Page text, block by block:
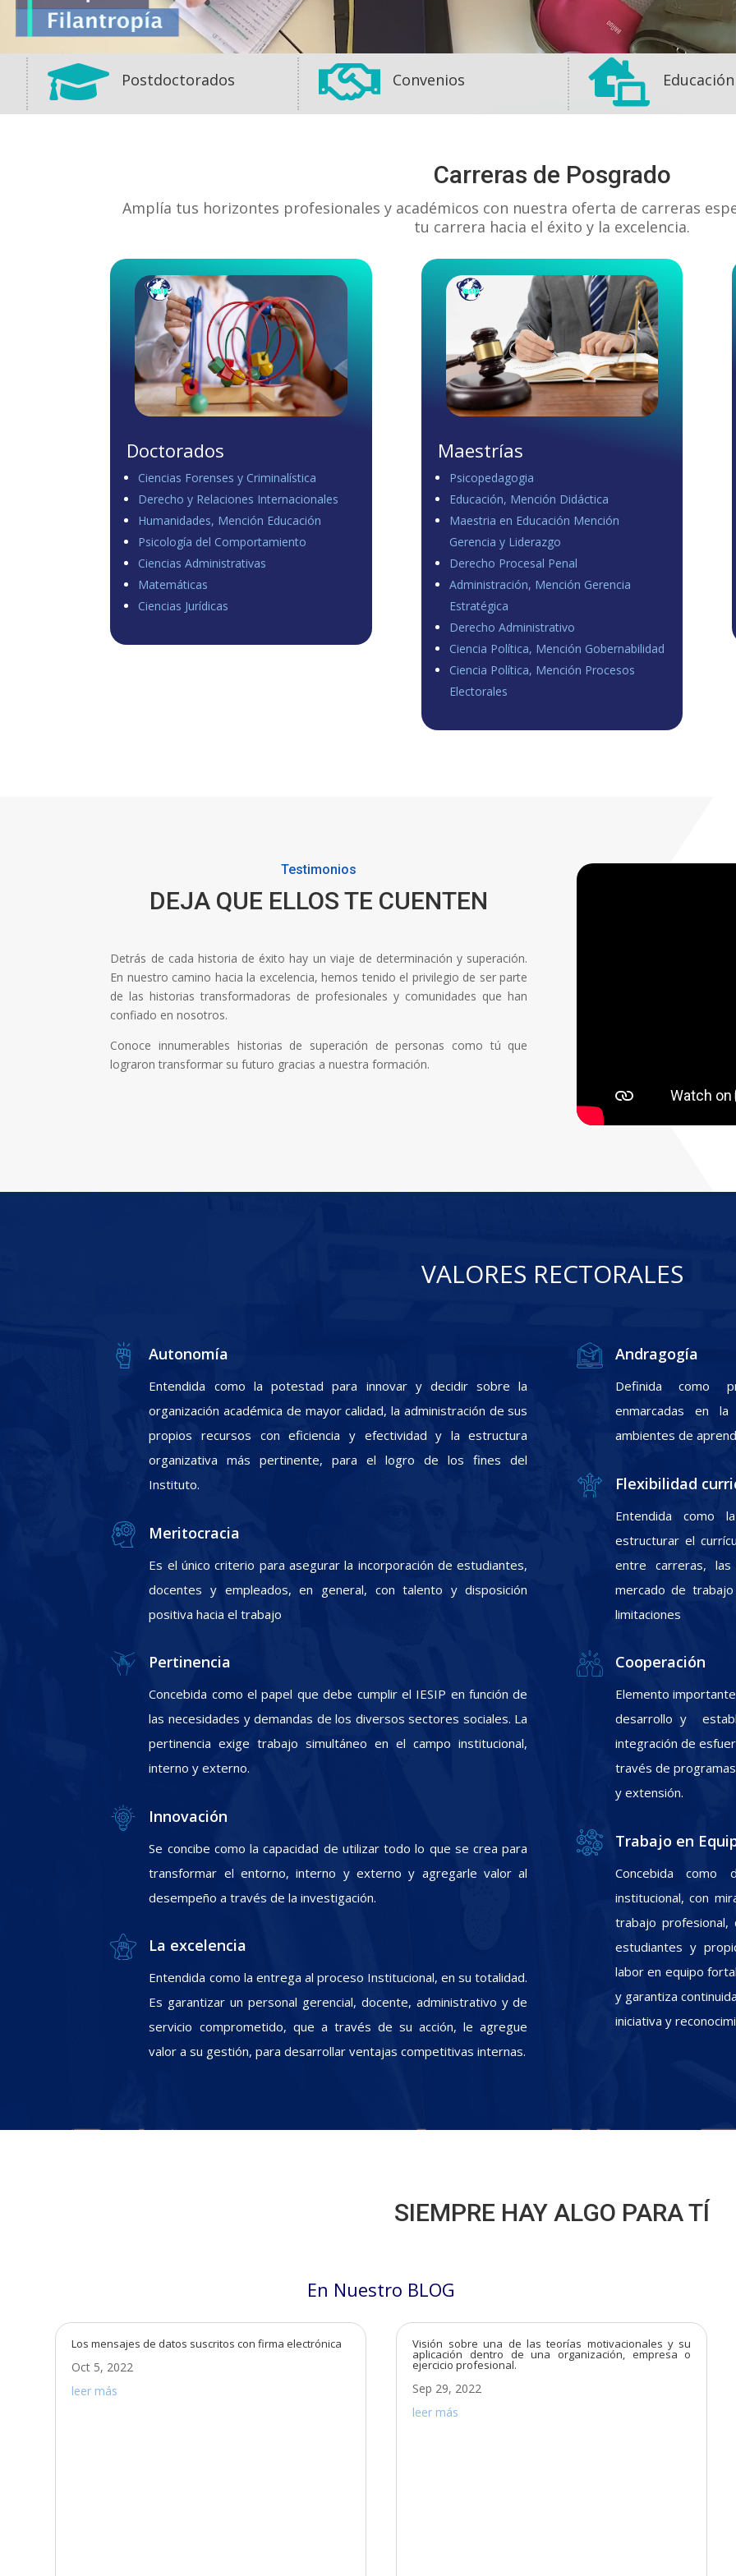
 Postdoctorados  Convenios 
Carreras de Posgrado
Amplía tus horizontes profesionales y académicos con nuestra oferta de carreras
tu carrera hacia el éxito y la excelencia.
Doctorados
Ciencias Forenses y Criminalística
Derecho y Relaciones Internacionales
Humanidades, Mención Educación
Psicología del Comportamiento
Ciencias Administrativas
Matemáticas
Ciencias Jurídicas
Maestrías
Psicopedagogia
Educación, Mención Didáctica
Maestria en Educación Mención
Gerencia y Liderazgo
Derecho Procesal Penal
Administración, Mención Gerencia
Estratégica
Derecho Administrativo
Ciencia Política, Mención Gobernabilidad
Ciencia Política, Mención Procesos
Electorales
Testimonios
DEJA QUE ELLOS TE CUENTEN
Detrás de cada historia de éxito hay un viaje de determinación y superación.
En nuestro camino hacia la excelencia, hemos tenido el privilegio de ser parte
de las historias transformadoras de profesionales y comunidades que han
confiado en nosotros.
Conoce innumerables historias de superación de personas como tú que
lograron transformar su futuro gracias a nuestra formación.
VALORES RECTORALES
Autonomía
Entendida como la potestad para innovar y decidir sobre la
organización académica de mayor calidad, la administración de sus
propios recursos con eficiencia y efectividad y la estructura
organizativa más pertinente, para el logro de los fines del
Instituto.
Meritocracia
Es el único criterio para asegurar la incorporación de estudiantes,
docentes y empleados, en general, con talento y disposición
positiva hacia el trabajo
Pertinencia
Concebida como el papel que debe cumplir el IESIP en función de
las necesidades y demandas de los diversos sectores sociales. La
pertinencia exige trabajo simultáneo en el campo institucional,
interno y externo.
Innovación
Se concibe como la capacidad de utilizar todo lo que se crea para
transformar el entorno, interno y externo y agregarle valor al
desempeño a través de la investigación.
La excelencia
Entendida como la entrega al proceso Institucional, en su totalidad.
Es garantizar un personal gerencial, docente, administrativo y de
servicio comprometido, que a través de su acción, le agregue
valor a su gestión, para desarrollar ventajas competitivas internas.
Andragogía
Definida como
enmarcadas en
ambientes de
Flexibilidad
Entendida como
estructurar el
entre carreras,
mercado de
limitaciones
Cooperación
Elemento
desarrollo y
integración de
través de
y extensión.
Trabajo en
Concebida como
institucional, con
trabajo
estudiantes y
labor en equipo
y garantiza
iniciativa y
SIEMPRE HAY ALGO PARA TÍ
En Nuestro BLOG
Los mensajes de datos suscritos con firma electrónica
Oct 5, 2022
leer más
Visión sobre una de las teorías motivacionales y su
aplicación dentro de una organización, empresa o
ejercicio profesional.
Sep 29, 2022
leer más